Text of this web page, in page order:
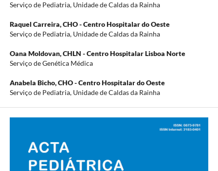
Serviço de Pediatria, Unidade de Caldas da Rainha
Raquel Carreira,CHO - Centro Hospitalar do Oeste
Serviço de Pediatria, Unidade de Caldas da Rainha
Oana Moldovan,CHLN - Centro Hospitalar Lisboa Norte
Serviço de Genética Médica
Anabela Bicho,CHO - Centro Hospitalar do Oeste
Serviço de Pediatria, Unidade de Caldas da Rainha